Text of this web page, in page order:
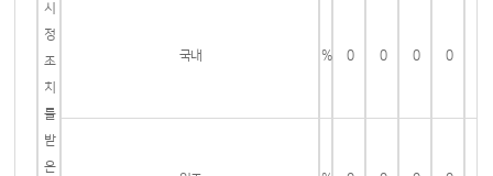
시
정
조
치
를
받
은
국내 % 0 0 0 0